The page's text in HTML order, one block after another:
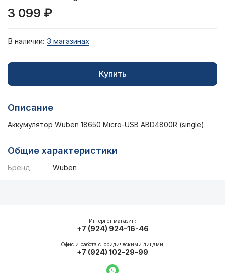
3 099 ₽
В наличии: 3 магазинах
Купить
Описание
Аккумулятор Wuben 18650 Micro-USB ABD4800R (single)
Общие характеристики
Бренд: Wuben
Интернет магазин:
+7 (924) 924-16-46
Офис и работа с юридическими лицами:
+7 (924) 102-29-99